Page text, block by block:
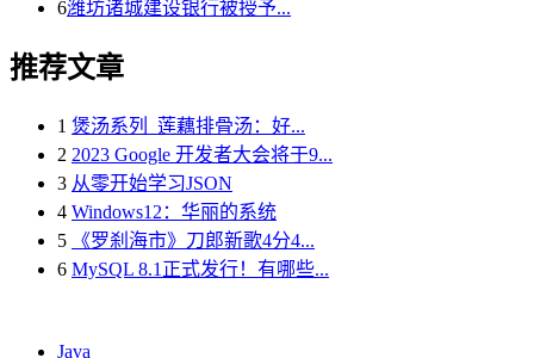
6潍坊诸城建设银行被授予...
推荐文章
1 煲汤系列_莲藕排骨汤：好...
2 2023 Google 开发者大会将于9...
3 从零开始学习JSON
4 Windows12：华丽的系统
5
《罗刹海市》刀郎新歌4分4...
6 MySQL 8.1正式发行！有哪些...
Java